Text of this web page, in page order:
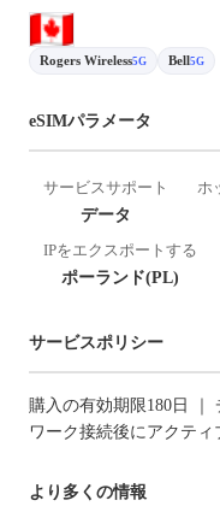
Rogers Wireless5G Bell5G
eSIMパラメータ
サービスサポート
データ
ホ
IPをエクスポートする
ポーランド(PL)
サービスポリシー
購入の有効期限180日 ｜
ワーク接続後にアクテ
より多くの情報